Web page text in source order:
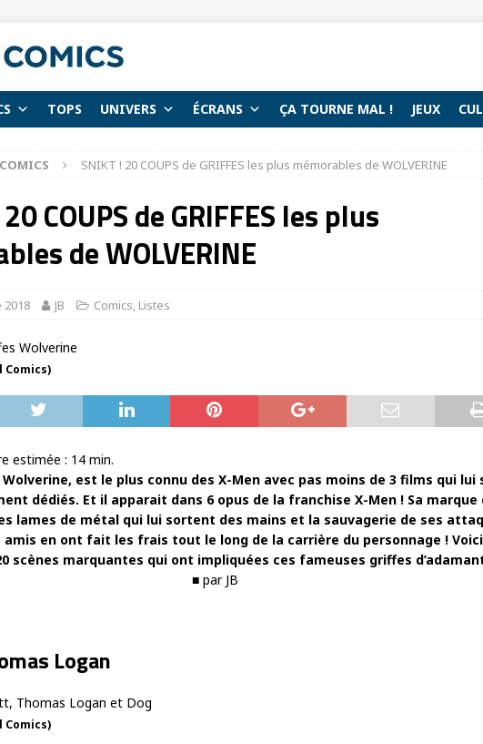
TOPS UNIVERS ÉCRANS ÇA TOURNE MAL ! JEUX
COMICS SNIKT ! 20 COUPS de GRIFFES les plus mémorables de WOLVERINE
COUPS de GRIFFES les plus
de WOLVERINE
2018 JB Comics, Listes
Comics)
estimée : 14 min.
Wolverine, est le plus connu des X-Men avec pas moins de 3 films qui lui
dédiés. Et il apparait dans 6 opus de la franchise X-Men ! Sa marque
lames de métal qui lui sortent des mains et la sauvagerie de ses
amis en ont fait les frais tout le long de la carrière du personnage !
scènes marquantes qui ont impliquées ces fameuses griffes
■ par JB
Logan
Comics)